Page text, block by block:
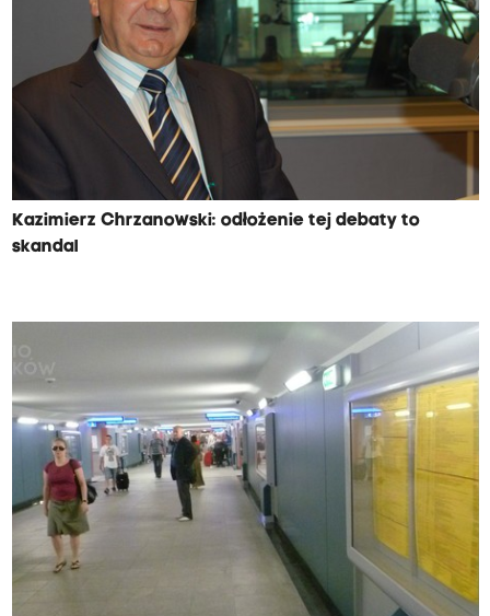
Kazimierz Chrzanowski: odłożenie tej debaty to
skandal